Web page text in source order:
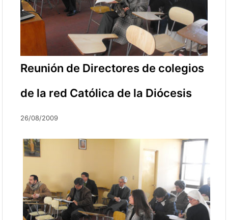
Reunión de Directores de colegios
de la red Católica de la Diócesis
26/08/2009